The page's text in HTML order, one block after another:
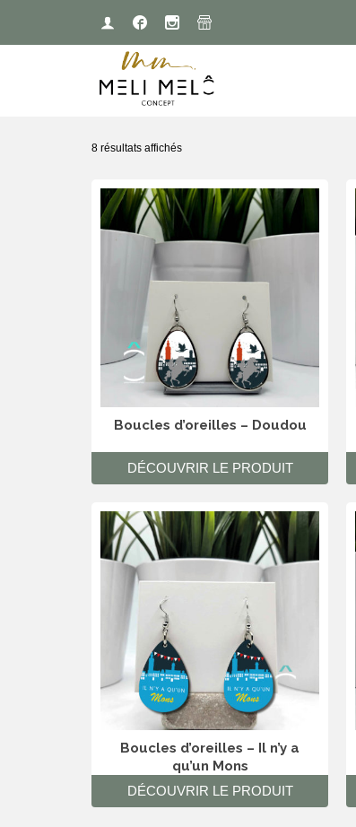
8 résultats affichés
Boucles d’oreilles – Doudou
DÉCOUVRIR LE PRODUIT
Boucles d’oreilles – Il n’y a
qu’un Mons
DÉCOUVRIR LE PRODUIT